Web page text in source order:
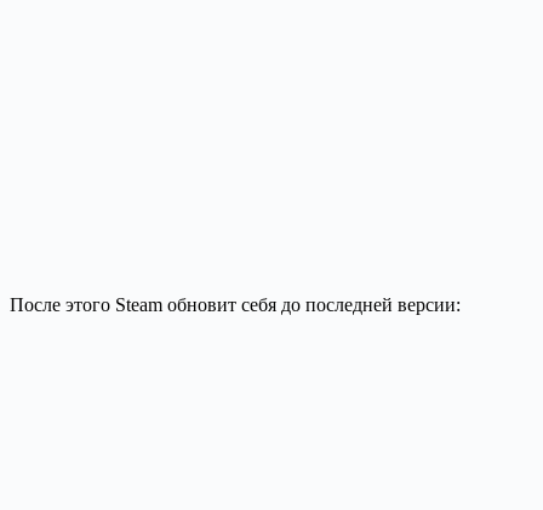
После этого Steam обновит себя до последней версии: